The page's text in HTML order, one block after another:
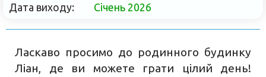
Дата виходу:
Січень 2026
Ласкаво просимо до родинного будинку
Ліан, де ви можете грати цілий день!